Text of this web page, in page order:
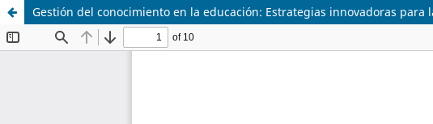
Gestión del conocimiento en la educación: Estrategias innovadoras para